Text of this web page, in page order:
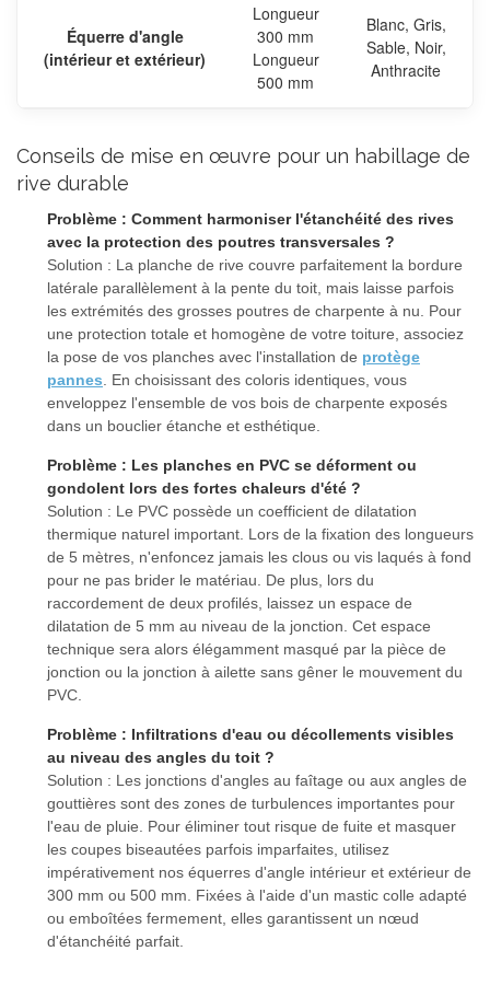
Équerre d'angle
(intérieur et extérieur)
Longueur
300 mm
Longueur
500 mm
Blanc, Gris,
Sable, Noir,
Anthracite
Conseils de mise en œuvre pour un habillage de
rive durable
Problème : Comment harmoniser l'étanchéité des rives
avec la protection des poutres transversales ?
Solution : La planche de rive couvre parfaitement la bordure
latérale parallèlement à la pente du toit, mais laisse parfois
les extrémités des grosses poutres de charpente à nu. Pour
une protection totale et homogène de votre toiture, associez
la pose de vos planches avec l'installation de protège
pannes . En choisissant des coloris identiques, vous
enveloppez l'ensemble de vos bois de charpente exposés
dans un bouclier étanche et esthétique.
Problème : Les planches en PVC se déforment ou
gondolent lors des fortes chaleurs d'été ?
Solution : Le PVC possède un coefficient de dilatation
thermique naturel important. Lors de la fixation des longueurs
de 5 mètres, n'enfoncez jamais les clous ou vis laqués à fond
pour ne pas brider le matériau. De plus, lors du
raccordement de deux profilés, laissez un espace de
dilatation de 5 mm au niveau de la jonction. Cet espace
technique sera alors élégamment masqué par la pièce de
jonction ou la jonction à ailette sans gêner le mouvement du
PVC.
Problème : Infiltrations d'eau ou décollements visibles
au niveau des angles du toit ?
Solution : Les jonctions d'angles au faîtage ou aux angles de
gouttières sont des zones de turbulences importantes pour
l'eau de pluie. Pour éliminer tout risque de fuite et masquer
les coupes biseautées parfois imparfaites, utilisez
impérativement nos équerres d'angle intérieur et extérieur de
300 mm ou 500 mm. Fixées à l'aide d'un mastic colle adapté
ou emboîtées fermement, elles garantissent un nœud
d'étanchéité parfait.